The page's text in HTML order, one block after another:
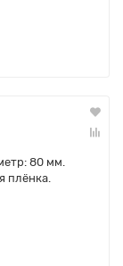
80 мм.
плёнка.